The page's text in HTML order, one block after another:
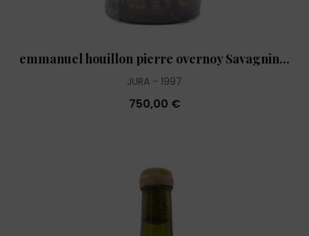
emmanuel houillon pierre overnoy Savagnin...
JURA 1997
750,00 €